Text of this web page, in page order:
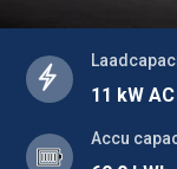
11 kW AC
Accu